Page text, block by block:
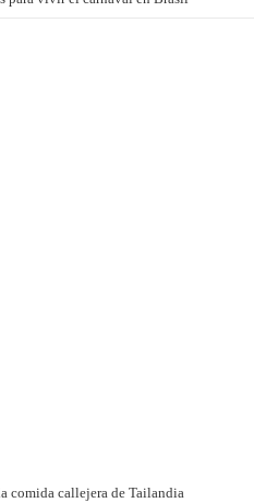
comida callejera de Tailandia